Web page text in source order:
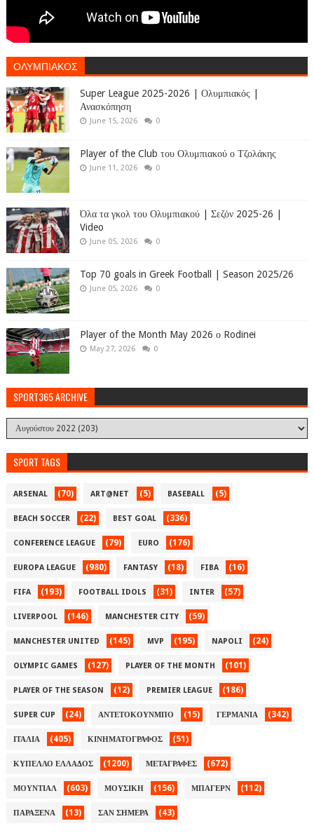
ΟΛΥΜΠΙΑΚΟΣ
Super League 2025-2026 | Ολυμπιακός |
Ανασκόπηση
June 15, 2026 0
Player of the Club του Ολυμπιακού ο Τζολάκης
June 11, 2026 0
Όλα τα γκολ του Ολυμπιακού | Σεζόν 2025-26 |
Video
June 05, 2026 0
Top 70 goals in Greek Football | Season 2025/26
June 05, 2026 0
Player of the Month May 2026 ο Rodinei
May 27, 2026 0
SPORT365 ARCHIVE
SPORT TAGS
ARSENAL (70) ART@NET (5) BASEBALL (5)
BEACH SOCCER (22) BEST GOAL (336)
CONFERENCE LEAGUE (79) EURO (176)
EUROPA LEAGUE (980) FANTASY (18) FIBA (16)
FIFA (193) FOOTBALL IDOLS (31) INTER (57)
LIVERPOOL (146) MANCHESTER CITY (59)
MANCHESTER UNITED (145) MVP (195) NAPOLI (24)
OLYMPIC GAMES (127) PLAYER OF THE MONTH (101)
PLAYER OF THE SEASON (12) PREMIER LEAGUE (186)
SUPER CUP (24) ΑΝΤΕΤΟΚΟΥΝΜΠΟ (15) ΓΕΡΜΑΝΙΑ (342)
ΙΤΑΛΙΑ (405) ΚΙΝΗΜΑΤΟΓΡΑΦΟΣ (51)
ΚΥΠΕΛΛΟ ΕΛΛΑΔΟΣ (1200) ΜΕΤΑΓΡΑΦΕΣ (672)
ΜΟΥΝΤΙΑΛ (603) ΜΟΥΣΙΚΗ (156) ΜΠΑΓΕΡΝ (112)
ΠΑΡΑΞΕΝΑ (13) ΣΑΝ ΣΗΜΕΡΑ (43)